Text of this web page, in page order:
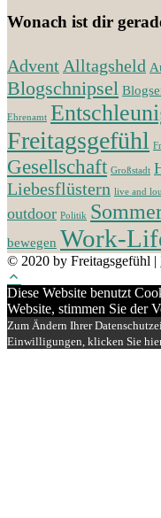
Wonach ist dir
Advent Alltagsheld
Blogschnipsel
Ehrenamt
Freitagsgefühl
Gesellschaft Großstadt
Liebesflüstern live and
outdoor Politik
bewegen Work-
© 2020 by Freitagsgefühl |
Diese Website benutzt
Website, stimmen Sie der
Zum Ändern Ihrer
Einwilligungen, klicken Sie